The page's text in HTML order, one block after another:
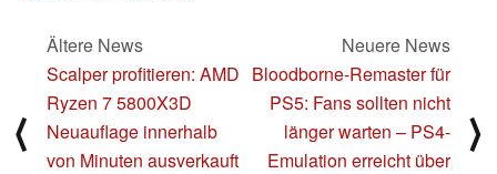
⟨
Ältere News
Scalper profitieren: AMD
Ryzen 7 5800X3D
Neuauflage innerhalb
von Minuten ausverkauft
Neuere News
Bloodborne-Remaster für
PS5: Fans sollten nicht
länger warten – PS4-
Emulation erreicht über
⟩